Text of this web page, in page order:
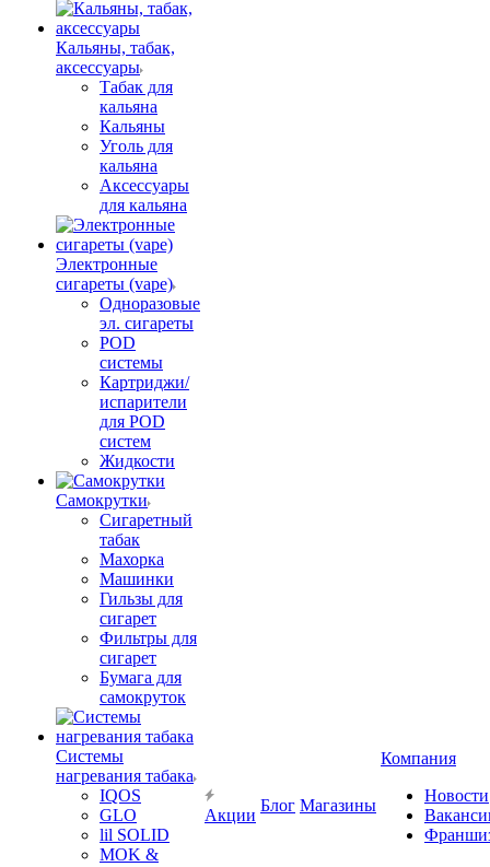
Кальяны, табак,
аксессуары
Табак для
кальяна
Кальяны
Уголь для
кальяна
Аксессуары
для кальяна
Электронные
сигареты (vape)
Одноразовые
эл. сигареты
POD
системы
Картриджи/
испарители
для POD
систем
Жидкости
Самокрутки
Сигаретный
табак
Махорка
Машинки
Гильзы для
сигарет
Фильтры для
сигарет
Бумага для
самокруток
Системы
нагревания табака
IQOS
GLO
lil SOLID
MOK &
Акции
Блог Магазины
Компания
Новости